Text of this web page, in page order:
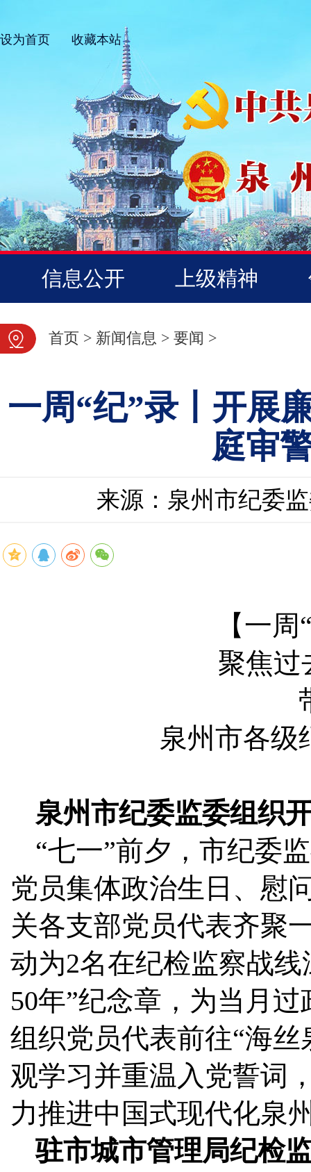
设为首页 收藏本站
信息公开 上级精神
首页 > 新闻信息 > 要闻 >
一周“纪”录丨开展
庭审
来源：泉州市纪委
【一
聚焦过
泉州市各级
泉州市纪委监委组织
“七一”前夕，市纪委
党员集体政治生日、慰
关各支部党员代表齐聚
动为2名在纪检监察战
50年”纪念章，为当月
组织党员代表前往“海
观学习并重温入党誓词
力推进中国式现代化泉
驻市城市管理局纪检